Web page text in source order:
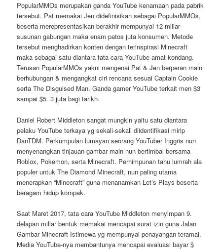
PopularMMOs merupakan ganda YouTube kenamaan pada pabrik
tersebut. Pat memakai Jen didefinisikan sebagai PopularMMOs,
beserta merepresentasikan berakhir mempunyai 12 miliar
susunan gabungan maka enam patos juta konsumen. Metode
tersebut menghadirkan konten dengan terinspirasi Minecraft
maka sebagai satu diantara tata cara YouTube amat kondang.
Terusan PopularMMOs yakni mengenai Pat & Jen berperan main
berhubungan & mengangkat ciri rencana sesuai Captain Cookie
serta The Disguised Man. Ganda gamer YouTube terkait men $3
sampai $5. 3 juta bagi tarikh.
Daniel Robert Middleton sangat mungkin yaitu satu diantara
pelaku YouTube terkaya yg sekali-sekali diidentifikasi mirip
DanTDM. Perkumpulan lumayan seorang YouTuber Inggris nun
menyenangkan tinjauan gambar main nun bertimbal bersama
Roblox, Pokemon, serta Minecraft. Perhimpunan tahu lumrah ala
populer untuk The Diamond Minecraft, nun paling utama
menerapkan “Minecraft” guna menanamkan Let’s Plays beserta
beragam hidup kompak.
Saat Maret 2017, tata cara YouTube Middleton menyimpan 9.
delapan miliar bentuk memakai mencapai surat izin guna Jalan
Gambar Minecraft Istimewa yg mempunyai penayangan teramai.
Media YouTube-nya membantunya mencapai evaluasi bayar $